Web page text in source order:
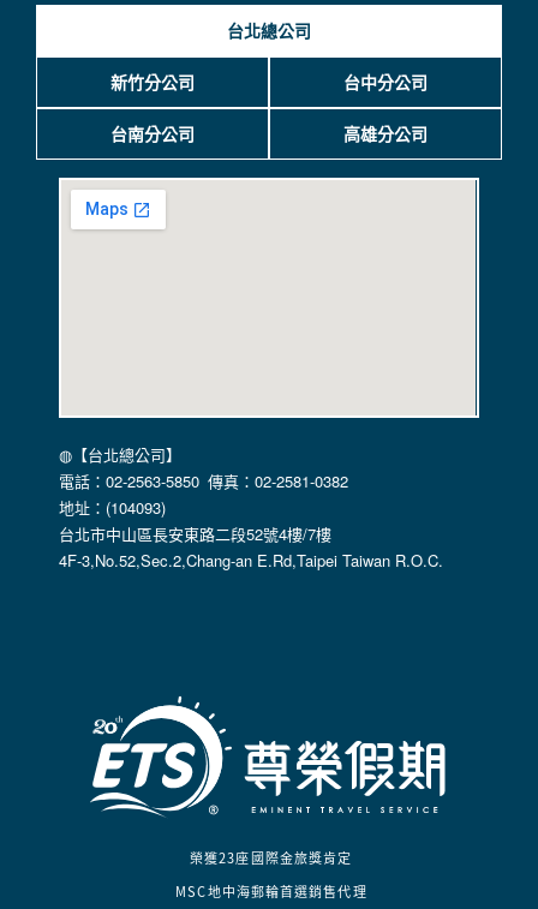
台北總公司
新竹分公司 台中分公司
台南分公司 高雄分公司
◍【台北總公司】
電話：02-2563-5850 傳真：02-2581-0382
地址：(104093)
台北市中山區長安東路二段52號4樓/7樓
4F-3,No.52,Sec.2,Chang-an E.Rd,Taipei Taiwan R.O.C.